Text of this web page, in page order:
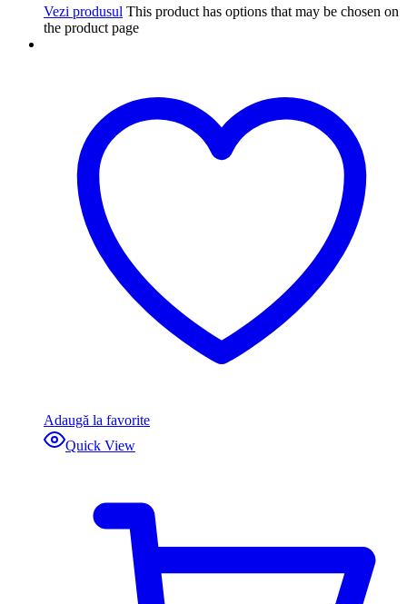
Vezi produsul This product has options that may be chosen on
the product page
Adaugă la favorite
Quick View